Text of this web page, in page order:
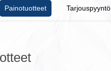
Painotuotteet Tarjouspyyntö